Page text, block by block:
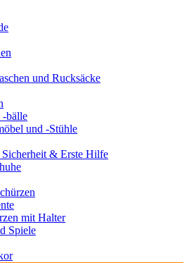
und Rucksäcke
-bälle
und -Stühle
Sicherheit & Erste Hilfe
mit Halter
Spiele